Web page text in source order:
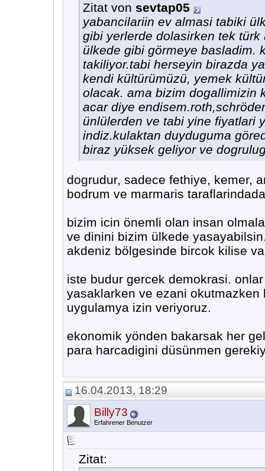
Zitat von sevtap05
yabancilariin ev almasi tabiki
gibi yerlerde dolasirken tek
ülkede gibi görmeye basladim.
takiliyor.tabi herseyin birazda
kendi kültürümüzü, yemek
olacak. ama bizim dogallimizin
acar diye
ünlülerden ve tabi yine fiyatlari
indiz.kulaktan duyduguma
biraz yüksek geliyor ve
dogrudur, sadece fethiye, kemer,
bodrum ve marmaris
bizim icin önemli olan insan
ve dinini bizim ülkede
akdeniz bölgesinde bircok kilise
iste budur gercek demokrasi.
yasaklarken ve ezani
uygulamya izin veriyoruz.
ekonomik yönden bakarsak her
para harcadigini düsünmen
16.04.2013, 18:29
Billy73
Erfahrener Benutzer
Zitat: